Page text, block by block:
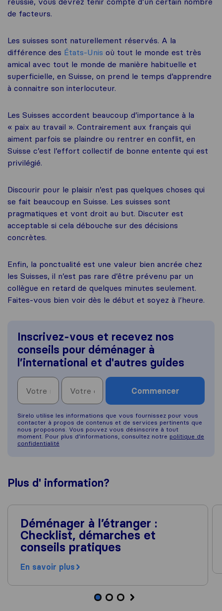
de facteurs.
Les suisses sont naturellement réservés. A la
différence des États-Unis où tout le monde est très
amical avec tout le monde de manière habituelle et
superficielle, en Suisse, on prend le temps d’apprendre
à connaitre son interlocuteur.
Les Suisses accordent beaucoup d’importance à la
« paix au travail ». Contrairement aux français qui
aiment parfois se plaindre ou rentrer en conflit, en
Suisse c’est l’effort collectif de bonne entente qui est
privilégié.
Discourir pour le plaisir n’est pas quelques choses qui
se fait beaucoup en Suisse. Les suisses sont
pragmatiques et vont droit au but. Discuter est
acceptable si cela débouche sur des décisions
concrètes.
Enfin, la ponctualité est une valeur bien ancrée chez
les Suisses, il n’est pas rare d’être prévenu par un
collègue en retard de quelques minutes seulement.
Faites-vous bien voir dès le début et soyez à l’heure.
Inscrivez-vous et recevez nos
conseils pour déménager à
l’international et d'autres guides
Commencer
Sirelo utilise les informations que vous fournissez pour vous
contacter à propos de contenus et de services pertinents que
nous proposons. Vous pouvez vous désinscrire à tout
moment. Pour plus d’informations, consultez notre politique de
confidentialité
Plus d' information?
Déménager à l’étranger :
Checklist, démarches et
conseils pratiques
En savoir plus